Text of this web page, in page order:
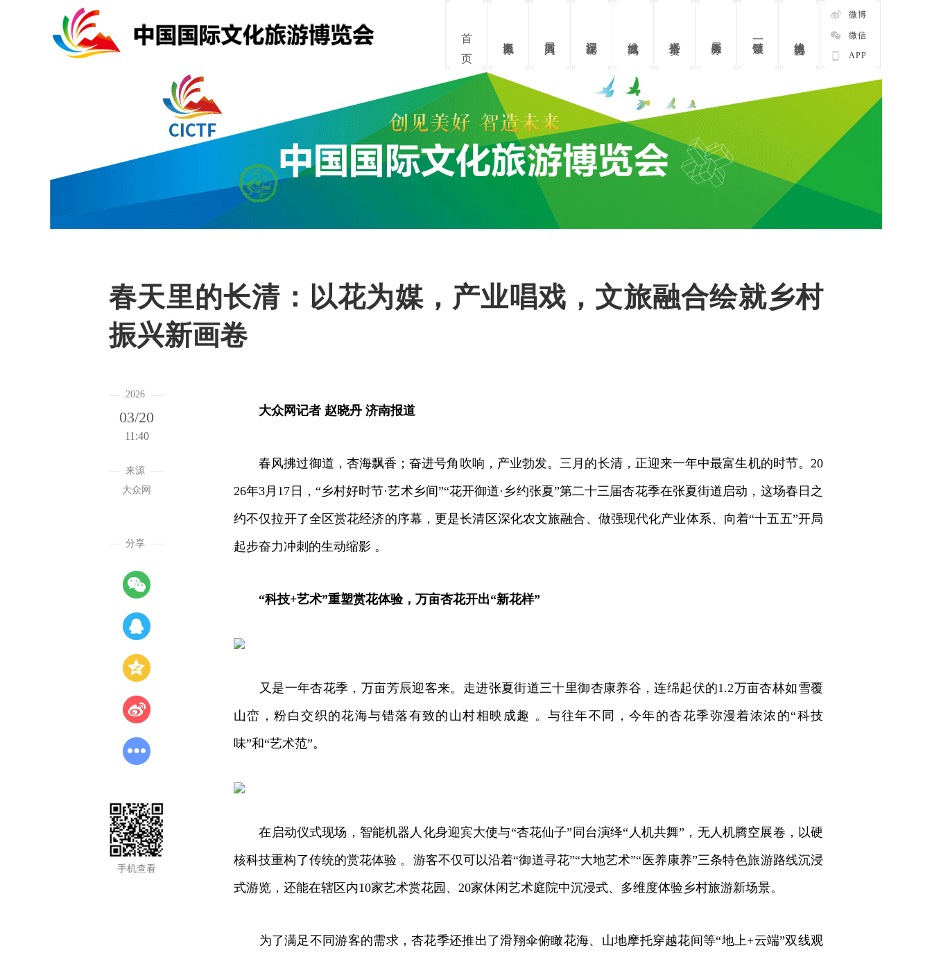
微博
微信
APP
春天里的长清：以花为媒，产业唱戏，文旅融合绘就乡村
振兴新画卷
2026
03/20
11:40
来源
大众网
分享
手机查看
大众网记者 赵晓丹 济南报道
春风拂过御道，杏海飘香；奋进号角吹响，产业勃发。三月的长清，正迎来一年中最富生机的时节。20
26年3月17日，“乡村好时节·艺术乡间”“花开御道·乡约张夏”第二十三届杏花季在张夏街道启动，这场春日之
约不仅拉开了全区赏花经济的序幕，更是长清区深化农文旅融合、做强现代化产业体系、向着“十五五”开局
起步奋力冲刺的生动缩影 。
“科技+艺术”重塑赏花体验，万亩杏花开出“新花样”
又是一年杏花季，万亩芳辰迎客来。走进张夏街道三十里御杏康养谷，连绵起伏的1.2万亩杏林如雪覆
山峦，粉白交织的花海与错落有致的山村相映成趣 。与往年不同，今年的杏花季弥漫着浓浓的“科技
味”和“艺术范”。
在启动仪式现场，智能机器人化身迎宾大使与“杏花仙子”同台演绎“人机共舞”，无人机腾空展卷，以硬
核科技重构了传统的赏花体验 。游客不仅可以沿着“御道寻花”“大地艺术”“医养康养”三条特色旅游路线沉浸
式游览，还能在辖区内10家艺术赏花园、20家休闲艺术庭院中沉浸式、多维度体验乡村旅游新场景。
为了满足不同游客的需求，杏花季还推出了滑翔伞俯瞰花海、山地摩托穿越花间等“地上+云端”双线观